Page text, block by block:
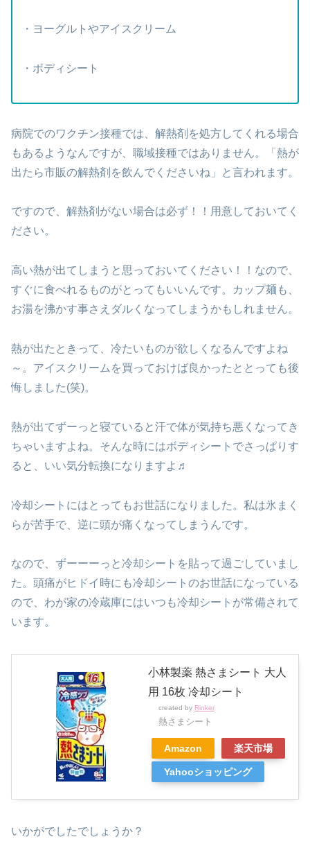
・ヨーグルトやアイスクリーム
・ボディシート
病院でのワクチン接種では、解熱剤を処方してくれる場合
もあるようなんですが、職域接種ではありません。「熱が
出たら市販の解熱剤を飲んでくださいね」と言われます。
ですので、解熱剤がない場合は必ず！！用意しておいてく
ださい。
高い熱が出てしまうと思っておいてください！！なので、
すぐに食べれるものがとってもいいんです。カップ麺も、
お湯を沸かす事さえダルくなってしまうかもしれません。
熱が出たときって、冷たいものが欲しくなるんですよね
～。アイスクリームを買っておけば良かったととっても後
悔しました(笑)。
熱が出てずーっと寝ていると汗で体が気持ち悪くなってき
ちゃいますよね。そんな時にはボディシートでさっぱりす
ると、いい気分転換になりますよ♬
冷却シートにはとってもお世話になりました。私は氷まく
らが苦手で、逆に頭が痛くなってしまうんです。
なので、ずーーーっと冷却シートを貼って過ごしていまし
た。頭痛がヒドイ時にも冷却シートのお世話になっている
ので、わが家の冷蔵庫にはいつも冷却シートが常備されて
います。
小林製薬 熱さまシート 大人
用 16枚 冷却シート
created by Rinker
熱さまシート
Amazon 楽天市場
Yahooショッピング
いかがでしたでしょうか？